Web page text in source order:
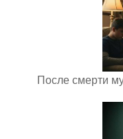
После смерти